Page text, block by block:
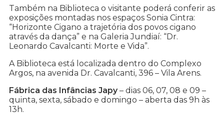
Também na Biblioteca o visitante poderá conferir as
exposições montadas nos espaços Sonia Cintra:
“Horizonte Cigano a trajetória dos povos cigano
através da dança” e na Galeria Jundiaí: “Dr.
Leonardo Cavalcanti: Morte e Vida”.
A Biblioteca está localizada dentro do Complexo
Argos, na avenida Dr. Cavalcanti, 396 – Vila Arens.
Fábrica das Infâncias Japy– dias 06, 07, 08 e 09 –
quinta, sexta, sábado e domingo – aberta das 9h às
13h.